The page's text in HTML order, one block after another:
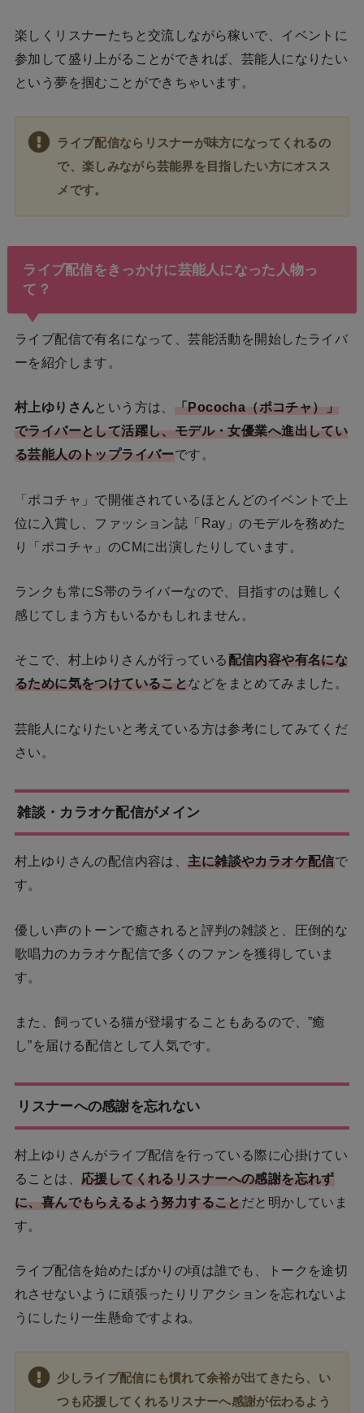
楽しくリスナーたちと交流しながら稼いで、イベントに
参加して盛り上がることができれば、芸能人になりたい
という夢を掴むことができちゃいます。
ライブ配信ならリスナーが味方になってくれるの
で、楽しみながら芸能界を目指したい方にオスス
メです。
ライブ配信をきっかけに芸能人になった人物っ
て？
ライブ配信で有名になって、芸能活動を開始したライバ
ーを紹介します。
村上ゆりさんという方は、
「Pococha（ポコチャ）」
でライバーとして活躍し、モデル・女優業へ進出してい
る芸能人のトップライバーです。
「ポコチャ」で開催されているほとんどのイベントで上
位に入賞し、ファッション誌「Ray」のモデルを務めた
り「ポコチャ」のCMに出演したりしています。
ランクも常にS帯のライバーなので、目指すのは難しく
感じてしまう方もいるかもしれません。
そこで、村上ゆりさんが行っている 配信内容や有名にな
るために気をつけていること などをまとめてみました。
芸能人になりたいと考えている方は参考にしてみてくだ
さい。
雑談・カラオケ配信がメイン
村上ゆりさんの配信内容は、 主に雑談やカラオケ配信で
す。
優しい声のトーンで癒されると評判の雑談と、圧倒的な
歌唱力のカラオケ配信で多くのファンを獲得していま
す。
また、飼っている猫が登場することもあるので、”癒
し”を届ける配信として人気です。
リスナーへの感謝を忘れない
村上ゆりさんがライブ配信を行っている際に心掛けてい
ることは、 応援してくれるリスナーへの感謝を忘れず
に、喜んでもらえるよう努力すること だと明かしていま
す。
ライブ配信を始めたばかりの頃は誰でも、トークを途切
れさせないように頑張ったりリアクションを忘れないよ
うにしたり一生懸命ですよね。
少しライブ配信にも慣れて余裕が出てきたら、い
つも応援してくれるリスナーへ感謝が伝わるよう